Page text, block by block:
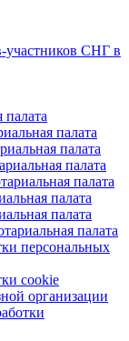
участников СНГ в
палата
палата
палата
палата
палата
палата
палата
палата
персональных
cookie
организации